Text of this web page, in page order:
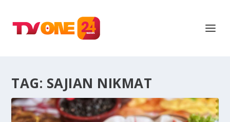
TAG: SAJIAN NIKMAT